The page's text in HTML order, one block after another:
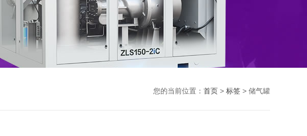
您的当前位置： 首页 > 标签 > 储气罐